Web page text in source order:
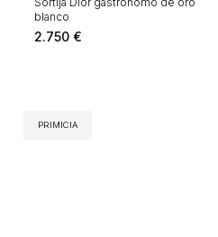
blanco
2.750 €
PRIMICIA